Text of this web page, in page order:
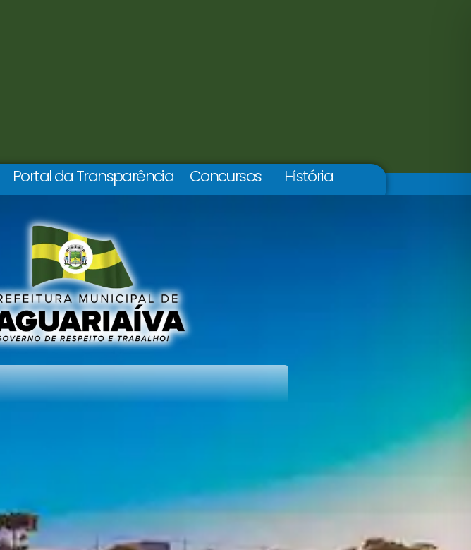
Portal da Transparência Concursos História